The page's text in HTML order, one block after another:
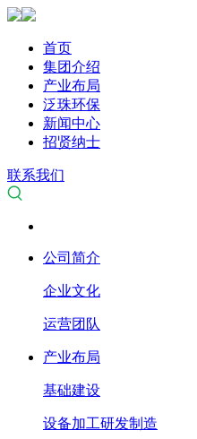
首页
集团介绍
产业布局
泛珠环保
新闻中心
招贤纳士
联系我们
公司简介
企业文化
运营团队
产业布局
基础建设
设备加工研发制造